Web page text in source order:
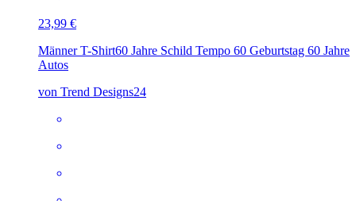
23,99 €
Männer T-Shirt60 Jahre Schild Tempo 60 Geburtstag 60 Jahre
Autos
von Trend Designs24